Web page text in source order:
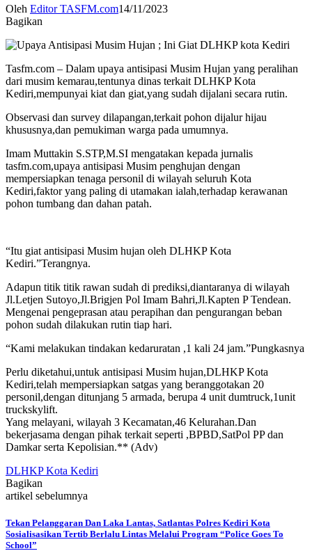
Oleh Editor TASFM.com14/11/2023
Bagikan
Tasfm.com – Dalam upaya antisipasi Musim Hujan yang peralihan
dari musim kemarau,tentunya dinas terkait DLHKP Kota
Kediri,mempunyai kiat dan giat,yang sudah dijalani secara rutin.
Observasi dan survey dilapangan,terkait pohon dijalur hijau
khususnya,dan pemukiman warga pada umumnya.
Imam Muttakin S.STP,M.SI mengatakan kepada jurnalis
tasfm.com,upaya antisipasi Musim penghujan dengan
mempersiapkan tenaga personil di wilayah seluruh Kota
Kediri,faktor yang paling di utamakan ialah,terhadap kerawanan
pohon tumbang dan dahan patah.
“Itu giat antisipasi Musim hujan oleh DLHKP Kota
Kediri.”Terangnya.
Adapun titik titik rawan sudah di prediksi,diantaranya di wilayah
Jl.Letjen Sutoyo,Jl.Brigjen Pol Imam Bahri,Jl.Kapten P Tendean.
Mengenai pengeprasan atau perapihan dan pengurangan beban
pohon sudah dilakukan rutin tiap hari.
“Kami melakukan tindakan kedaruratan ,1 kali 24 jam.”Pungkasnya
Perlu diketahui,untuk antisipasi Musim hujan,DLHKP Kota
Kediri,telah mempersiapkan satgas yang beranggotakan 20
personil,dengan ditunjang 5 armada, berupa 4 unit dumtruck,1unit
truckskylift.
Yang melayani, wilayah 3 Kecamatan,46 Kelurahan.Dan
bekerjasama dengan pihak terkait seperti ,BPBD,SatPol PP dan
Damkar serta Kepolisian.** (Adv)
DLHKP Kota Kediri
Bagikan
artikel sebelumnya
Tekan Pelanggaran Dan Laka Lantas, Satlantas Polres Kediri Kota
Sosialisasikan Tertib Berlalu Lintas Melalui Program “Police Goes To
School”